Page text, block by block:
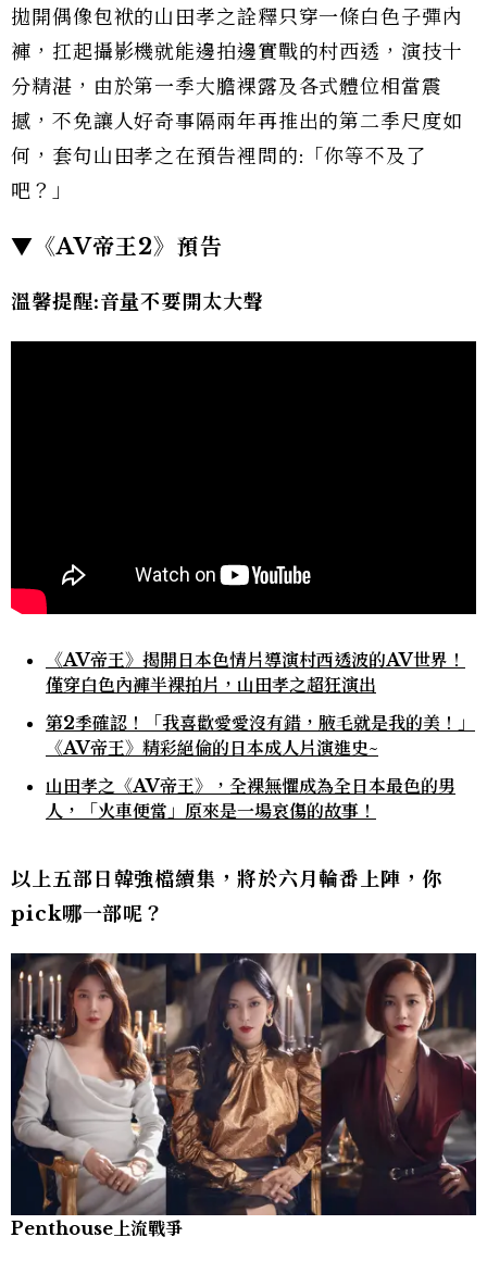
拋開偶像包袱的山田孝之詮釋只穿一條白色子彈內
褲，扛起攝影機就能邊拍邊實戰的村西透，演技十
分精湛，由於第一季大膽裸露及各式體位相當震
撼，不免讓人好奇事隔兩年再推出的第二季尺度如
何，套句山田孝之在預告裡問的:「你等不及了
吧？」
▼《AV帝王2》預告
溫馨提醒:音量不要開太大聲
《AV帝王》揭開日本色情片導演村西透波的AV世界！
僅穿白色內褲半裸拍片，山田孝之超狂演出
第2季確認！「我喜歡愛愛沒有錯，腋毛就是我的美！」
《AV帝王》精彩絕倫的日本成人片演進史~
山田孝之《AV帝王》，全裸無懼成為全日本最色的男
人，「火車便當」原來是一場哀傷的故事！
以上五部日韓強檔續集，將於六月輪番上陣，你
pick哪一部呢？
Penthouse上流戰爭